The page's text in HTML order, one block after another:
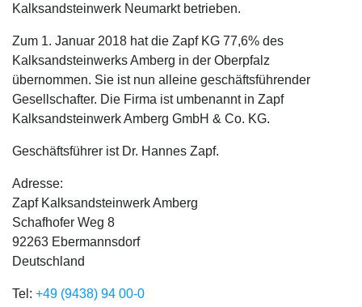
Kalksandsteinwerk Neumarkt betrieben.
Zum 1. Januar 2018 hat die Zapf KG 77,6% des
Kalksandsteinwerks Amberg in der Oberpfalz
übernommen. Sie ist nun alleine geschäftsführender
Gesellschafter. Die Firma ist umbenannt in Zapf
Kalksandsteinwerk Amberg GmbH & Co. KG.
Geschäftsführer ist Dr. Hannes Zapf.
Adresse:
Zapf Kalksandsteinwerk Amberg
Schafhofer Weg 8
92263 Ebermannsdorf
Deutschland
Tel: +49 (9438) 94 00-0